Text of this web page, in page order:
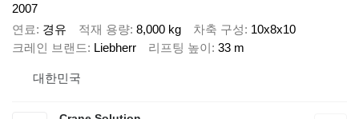
2007
연료
경유 적재 용량 8,000 kg 차축 구성
10x8x10
크레인 브랜드
Liebherr 리프팅 높이 33 m
대한민국